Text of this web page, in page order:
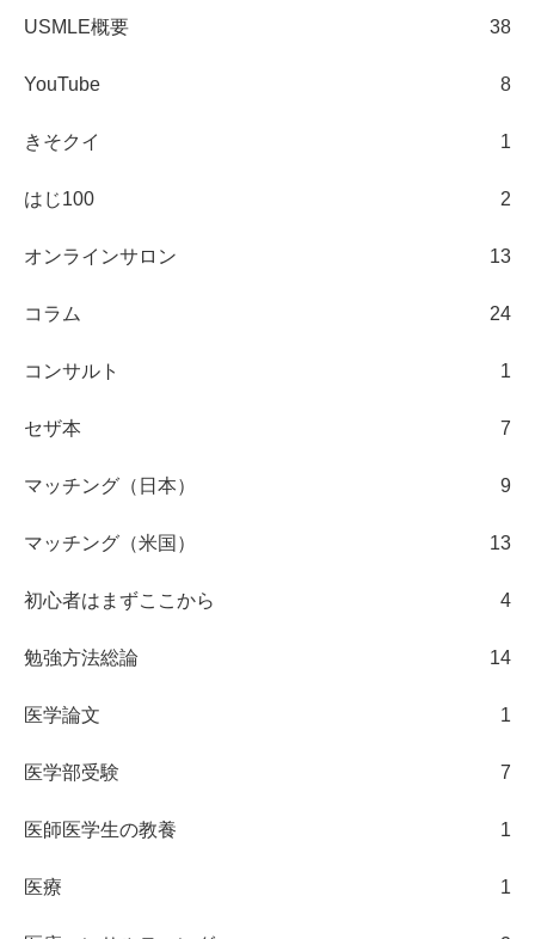
USMLE概要 38
YouTube 8
きそクイ 1
はじ100 2
オンラインサロン 13
コラム 24
コンサルト 1
セザ本 7
マッチング（日本） 9
マッチング（米国） 13
初心者はまずここから 4
勉強方法総論 14
医学論文 1
医学部受験 7
医師医学生の教養 1
医療 1